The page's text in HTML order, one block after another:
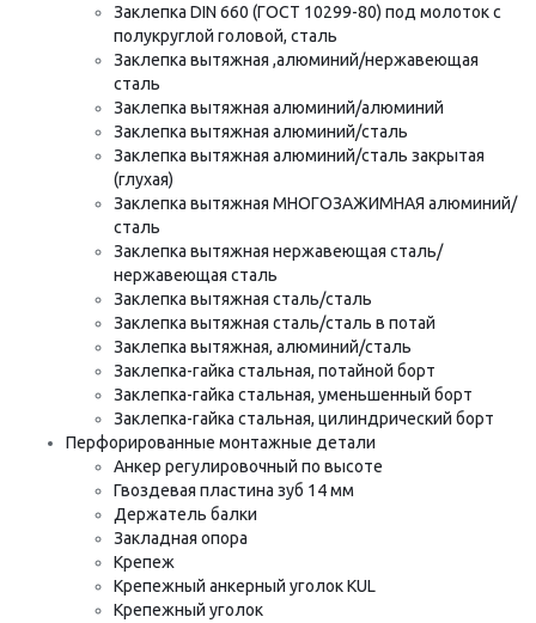
Заклепка DIN 660 (ГОСТ 10299-80) под молоток с
полукруглой головой, сталь
Заклепка вытяжная ,алюминий/нержавеющая
сталь
Заклепка вытяжная алюминий/алюминий
Заклепка вытяжная алюминий/сталь
Заклепка вытяжная алюминий/сталь закрытая
(глухая)
Заклепка вытяжная МНОГОЗАЖИМНАЯ алюминий/
сталь
Заклепка вытяжная нержавеющая сталь/
нержавеющая сталь
Заклепка вытяжная сталь/сталь
Заклепка вытяжная сталь/сталь в потай
Заклепка вытяжная, алюминий/сталь
Заклепка-гайка стальная, потайной борт
Заклепка-гайка стальная, уменьшенный борт
Заклепка-гайка стальная, цилиндрический борт
Перфорированные монтажные детали
Анкер регулировочный по высоте
Гвоздевая пластина зуб 14 мм
Держатель балки
Закладная опора
Крепеж
Крепежный анкерный уголок KUL
Крепежный уголок